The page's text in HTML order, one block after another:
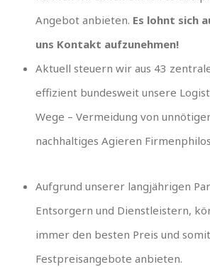
Angebot anbieten. Es lohnt sich
uns Kontakt aufzunehmen!
Aktuell steuern wir aus 43
effizient bundesweit unsere
Wege – Vermeidung von
nachhaltiges Agieren
Aufgrund unserer langjährigen
Entsorgern und Dienstleistern,
immer den besten Preis und
Festpreisangebote anbieten.